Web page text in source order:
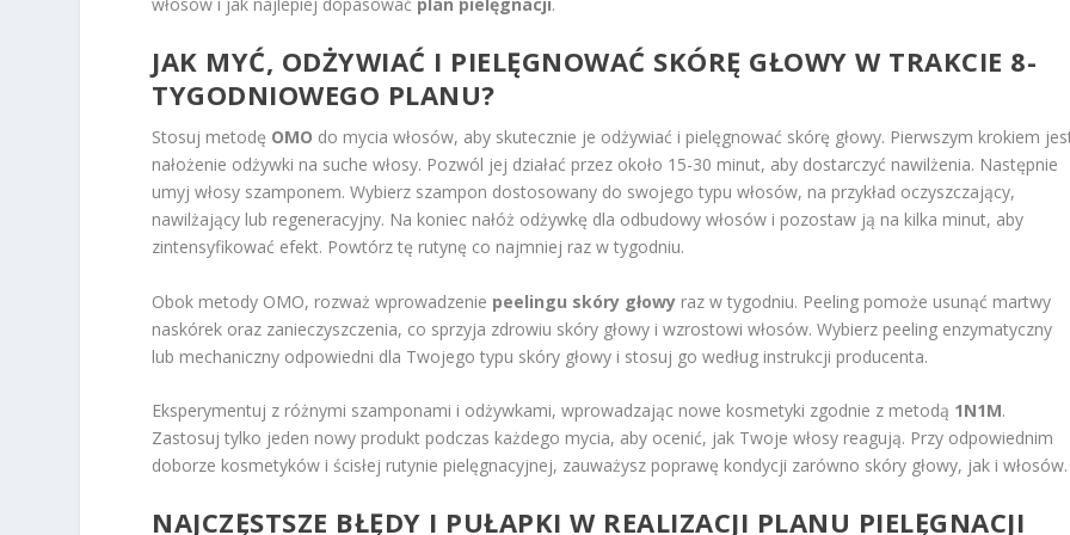
JAK MYĆ, ODŻYWIAĆ I PIELĘGNOWAĆ SKÓRĘ GŁOWY W TRAKCIE 8-
TYGODNIOWEGO PLANU?
Stosuj metodę OMO do mycia włosów, aby skutecznie je odżywiać i pielęgnować skórę głowy. Pierwszym krokiem
nałożenie odżywki na suche włosy. Pozwól jej działać przez około 15-30 minut, aby dostarczyć nawilżenia. Następnie
umyj włosy szamponem. Wybierz szampon dostosowany do swojego typu włosów, na przykład oczyszczający,
nawilżający lub regeneracyjny. Na koniec nałóż odżywkę dla odbudowy włosów i pozostaw ją na kilka minut, aby
zintensyfikować efekt. Powtórz tę rutynę co najmniej raz w tygodniu.
Obok metody OMO, rozważ wprowadzenie peelingu skóry głowy raz w tygodniu. Peeling pomoże usunąć martwy
naskórek oraz zanieczyszczenia, co sprzyja zdrowiu skóry głowy i wzrostowi włosów. Wybierz peeling enzymatyczny
lub mechaniczny odpowiedni dla Twojego typu skóry głowy i stosuj go według instrukcji producenta.
Eksperymentuj z różnymi szamponami i odżywkami, wprowadzając nowe kosmetyki zgodnie z metodą 1N1M.
Zastosuj tylko jeden nowy produkt podczas każdego mycia, aby ocenić, jak Twoje włosy reagują. Przy odpowiednim
doborze kosmetyków i ścisłej rutynie pielęgnacyjnej, zauważysz poprawę kondycji zarówno skóry głowy, jak i włosów.
NAJCZĘSTSZE BŁĘDY I PUŁAPKI W REALIZACJI PLANU PIELĘGNACJI